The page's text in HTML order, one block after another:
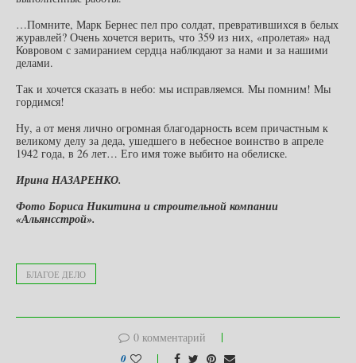
…Помните, Марк Бернес пел про солдат, превратившихся в белых
журавлей? Очень хочется верить, что 359 из них, «пролетая» над
Ковровом с замиранием сердца наблюдают за нами и за нашими
делами.
Так и хочется сказать в небо: мы исправляемся. Мы помним! Мы
гордимся!
Ну, а от меня лично огромная благодарность всем причастным к
великому делу за деда, ушедшего в небесное воинство в апреле
1942 года, в 26 лет… Его имя тоже выбито на обелиске.
Ирина НАЗАРЕНКО.
Фото Бориса Никитина и строительной компании
«Альянсстрой».
БЛАГОЕ ДЕЛО
0 комментарий
0